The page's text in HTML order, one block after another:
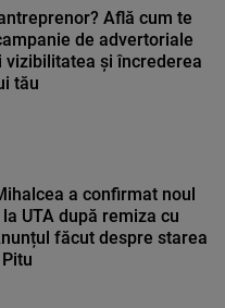
Află cum te
de advertoriale
vizibilitatea și încrederea
tău
a confirmat noul
UTA după remiza cu
făcut despre starea